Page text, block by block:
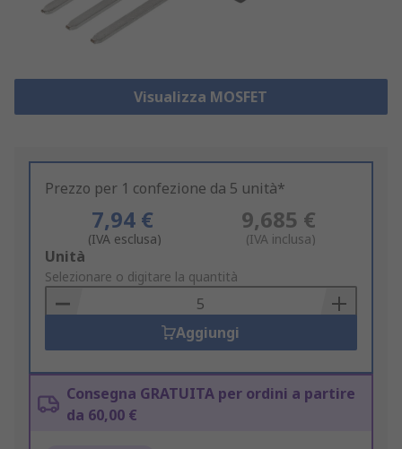
Visualizza MOSFET
Prezzo per 1 confezione da 5 unità*
7,94 €
(IVA esclusa)
9,685 €
(IVA inclusa)
Add
to
Basket
Unità
Selezionare o digitare la quantità
Aggiungi
Consegna GRATUITA per ordini a partire
da 60,00 €